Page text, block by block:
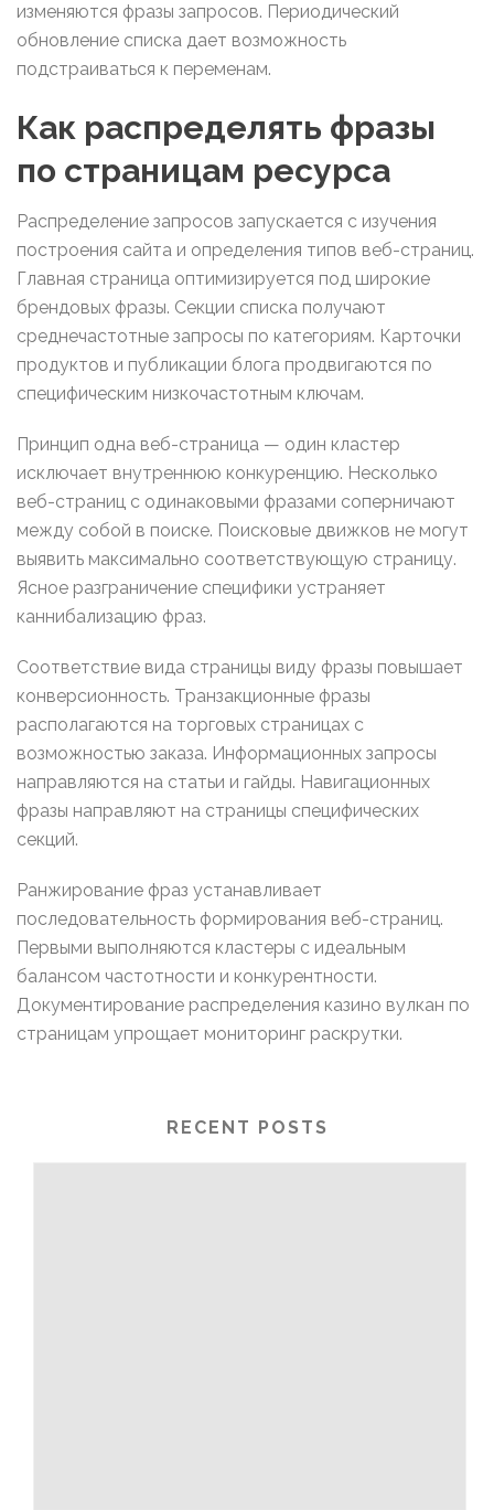
изменяются фразы запросов. Периодический
обновление списка дает возможность
подстраиваться к переменам.
Как распределять фразы
по страницам ресурса
Распределение запросов запускается с изучения
построения сайта и определения типов веб-страниц.
Главная страница оптимизируется под широкие
брендовых фразы. Секции списка получают
среднечастотные запросы по категориям. Карточки
продуктов и публикации блога продвигаются по
специфическим низкочастотным ключам.
Принцип одна веб-страница — один кластер
исключает внутреннюю конкуренцию. Несколько
веб-страниц с одинаковыми фразами соперничают
между собой в поиске. Поисковые движков не могут
выявить максимально соответствующую страницу.
Ясное разграничение специфики устраняет
каннибализацию фраз.
Соответствие вида страницы виду фразы повышает
конверсионность. Транзакционные фразы
располагаются на торговых страницах с
возможностью заказа. Информационных запросы
направляются на статьи и гайды. Навигационных
фразы направляют на страницы специфических
секций.
Ранжирование фраз устанавливает
последовательность формирования веб-страниц.
Первыми выполняются кластеры с идеальным
балансом частотности и конкурентности.
Документирование распределения казино вулкан по
страницам упрощает мониторинг раскрутки.
RECENT POSTS